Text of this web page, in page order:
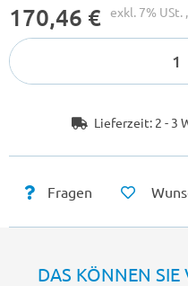
170,46 € exkl. 7% USt. ,
Lieferzeit: 2 - 3
Fragen
DAS KÖNNEN SIE